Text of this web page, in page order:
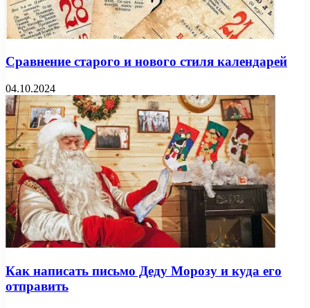
Сравнение старого и нового стиля календарей
04.10.2024
Как написать письмо Деду Морозу и куда его
отправить